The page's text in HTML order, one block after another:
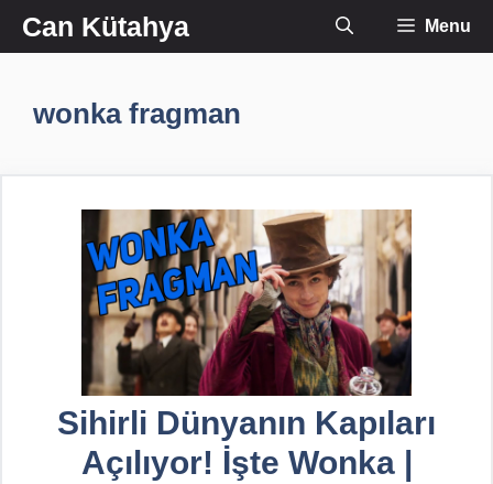
İçeriğe
atlaCan Kütahya Menu
wonka fragman
Sihirli Dünyanın Kapıları
Açılıyor! İşte Wonka |